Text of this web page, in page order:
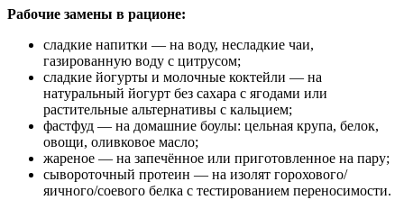
Рабочие замены в рационе:
сладкие напитки — на воду, несладкие чаи,
газированную воду с цитрусом;
сладкие йогурты и молочные коктейли — на
натуральный йогурт без сахара с ягодами или
растительные альтернативы с кальцием;
фастфуд — на домашние боулы: цельная крупа, белок,
овощи, оливковое масло;
жареное — на запечённое или приготовленное на пару;
сывороточный протеин — на изолят горохового/
яичного/соевого белка с тестированием переносимости.